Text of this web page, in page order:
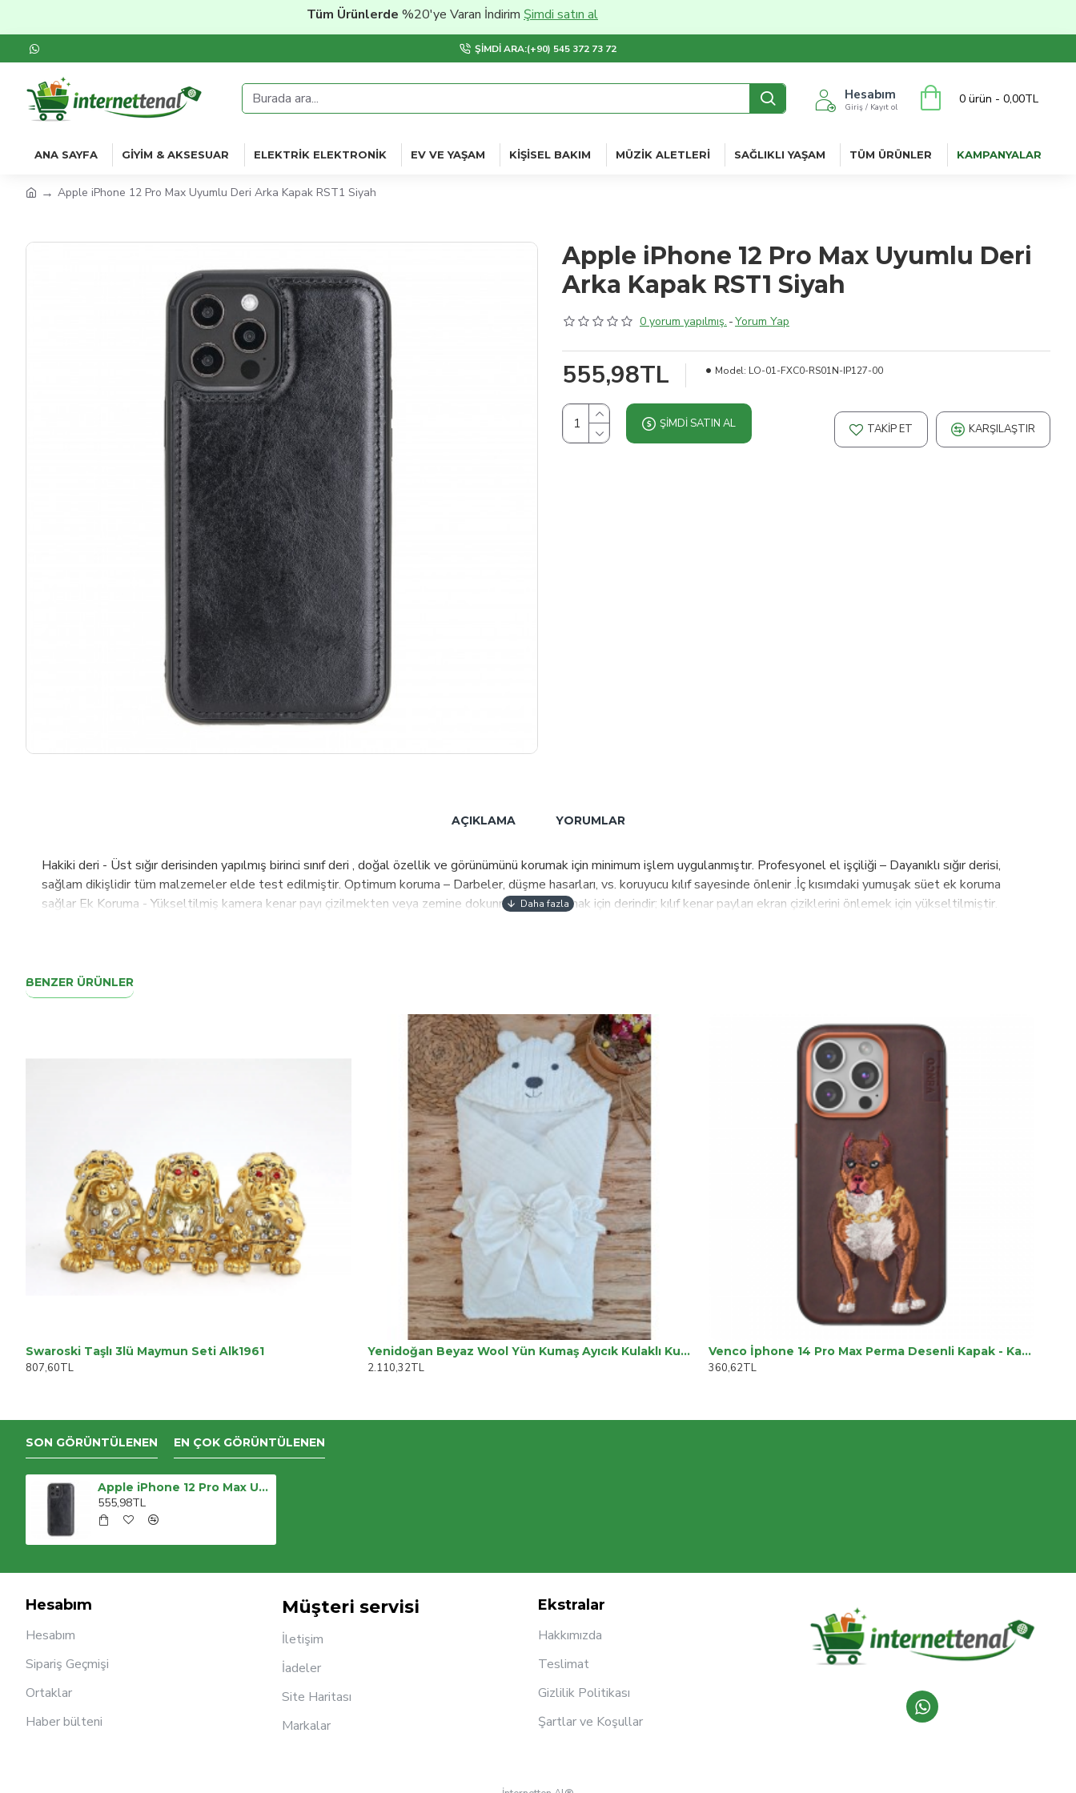
Tüm Ürünlerde%20'ye Varan İndirimŞimdi satın al
ŞIMDI ARA:(+90) 545 372 73 72
Hesabım
Giriş / Kayıt ol
0 ürün - 0,00TL
ANA SAYFA GIYIM & AKSESUAR ELEKTRIK ELEKTRONIK EV VE YAŞAM KIŞISEL BAKIM MÜZIK ALETLERI SAĞLIKLI YAŞAM TÜM ÜRÜNLER KAMPANYALAR
Apple iPhone 12 Pro Max Uyumlu Deri Arka Kapak RST1 Siyah
Apple iPhone 12 Pro Max Uyumlu Deri
Arka Kapak RST1 Siyah
0 yorum yapılmış. -Yorum Yap
555,98TL Model: LO-01-FXC0-RS01N-IP127-00
ŞIMDI SATIN AL TAKIP ET KARŞILAŞTIR
AÇIKLAMA YORUMLAR
Hakiki deri - Üst sığır derisinden yapılmış birinci sınıf deri , doğal özellik ve görünümünü korumak için minimum işlem uygulanmıştır. Profesyonel el işçiliği – Dayanıklı sığır derisi,
sağlam dikişlidir tüm malzemeler elde test edilmiştir. Optimum koruma – Darbeler, düşme hasarları, vs. koruyucu kılıf sayesinde önlenir .İç kısımdaki yumuşak süet ek koruma
sağlar Ek Koruma - Yükseltilmiş kamera kenar payı çizilmekten veya zemine dokunmaktan korumak için derindir; kılıf kenar payları ekran çiziklerini önlemek için yükseltilmiştir.
deneyimi sunmaya özen gösteriyoruz. Son olarak kişiselleştirme yapılmış ürünlerde iade imkanı olmadığını belirtmek isteriz.
BENZER ÜRÜNLER
Swaroski Taşlı 3lü Maymun Seti Alk1961
807,60TL
Yenidoğan Beyaz Wool Yün Kumaş Ayıcık Kulaklı Kundak Bebek Battaniyesi
2.110,32TL
Venco İphone 14 Pro Max Perma Desenli Kapak - Kahverengi
360,62TL
SON GÖRÜNTÜLENEN EN ÇOK GÖRÜNTÜLENEN
Apple iPhone 12 Pro Max Uyumlu Deri Arka Kapak RST1 Siyah
555,98TL
Hesabım
Hesabım
Sipariş Geçmişi
Ortaklar
Haber bülteni
Müşteri servisi
İletişim
İadeler
Site Haritası
Markalar
Ekstralar
Hakkımızda
Teslimat
Gizlilik Politikası
Şartlar ve Koşullar